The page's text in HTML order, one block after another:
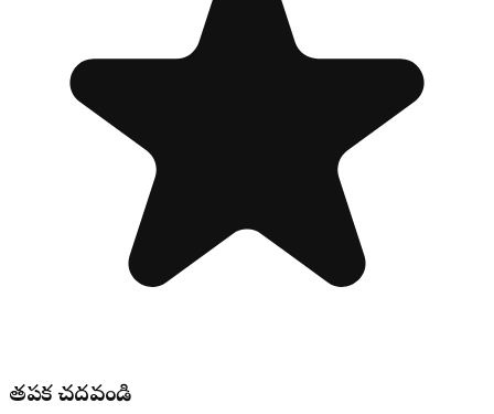
తప్పక చదవండి